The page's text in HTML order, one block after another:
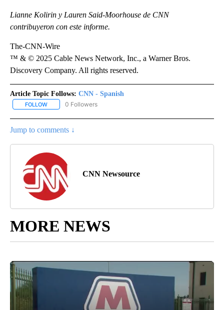
Lianne Kolirin y Lauren Said-Moorhouse de CNN
contribuyeron con este informe.
The-CNN-Wire
™ & © 2025 Cable News Network, Inc., a Warner Bros.
Discovery Company. All rights reserved.
Article Topic Follows: CNN - Spanish
FOLLOW FOLLOW "CNN - SPANISH" TO RECEIVE NOTIFICATIONS ABOUT
0 Followers
Jump to comments ↓
CNN Newsource
MORE NEWS